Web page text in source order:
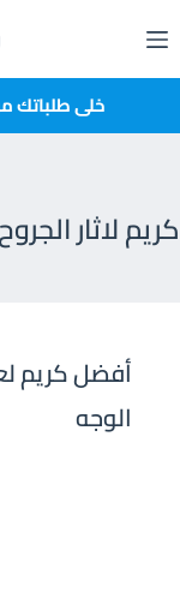
إلى
المحتوى خلى طلباتك
كريم لاثار الجروح
أفضل كريم
الوجه